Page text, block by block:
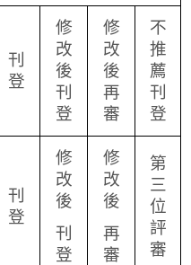
刊
登
修
改
後
刊
登
修
改
後
再
審
不
推
薦
刊
登
刊
登
修
改
後
刊
登
修
改
後
再
審
第
三
位
評
審